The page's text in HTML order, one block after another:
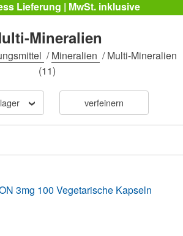
Lieferung | MwSt. inklusive
Mineralien
/Mineralien /Multi-Mineralien
(11)
verfeinern
3mg 100 Vegetarische Kapseln